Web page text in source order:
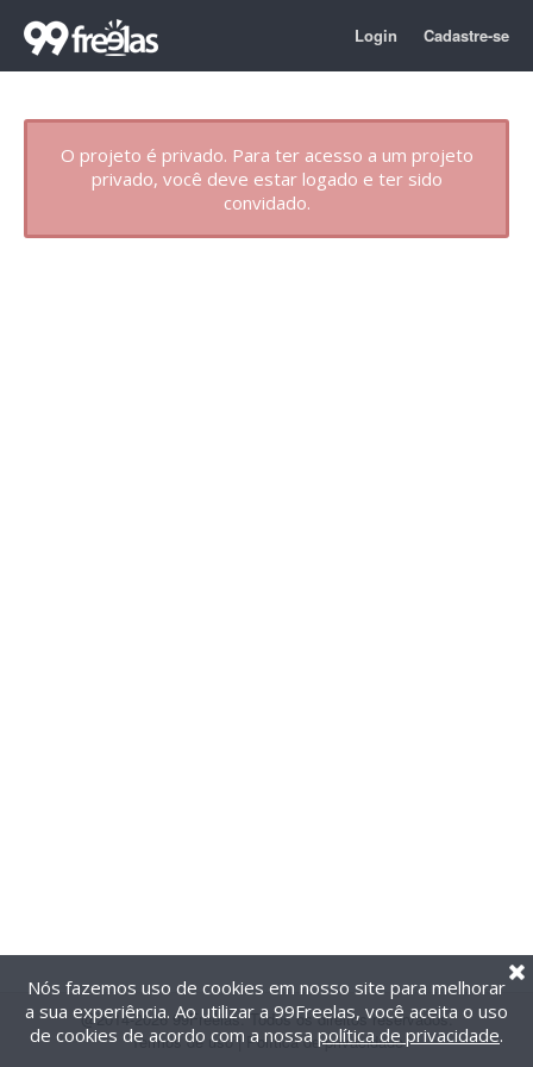
Login Cadastre-se
O projeto é privado. Para ter acesso a um projeto
privado, você deve estar logado e ter sido
convidado.
@2014-2026 99Freelas. Todos os direitos reservados.
Termos de uso| Política de privacidade
Nós fazemos uso de cookies em nosso site para melhorar
a sua experiência. Ao utilizar a 99Freelas, você aceita o uso
de cookies de acordo com a nossa política de privacidade.